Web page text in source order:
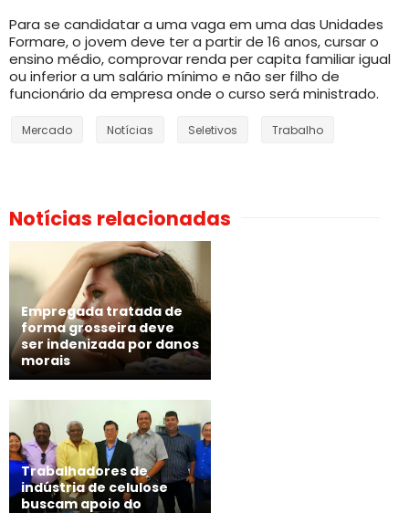
Para se candidatar a uma vaga em uma das Unidades
Formare, o jovem deve ter a partir de 16 anos, cursar o
ensino médio, comprovar renda per capita familiar igual
ou inferior a um salário mínimo e não ser filho de
funcionário da empresa onde o curso será ministrado.
Mercado Notícias Seletivos Trabalho
Notícias relacionadas
Empregada tratada de
forma grosseira deve
ser indenizada por danos
morais
Trabalhadores de
indústria de celulose
buscam apoio do